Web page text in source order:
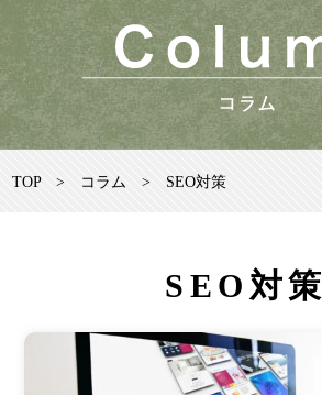
TOP > コラム > SEO対策
SEO対策